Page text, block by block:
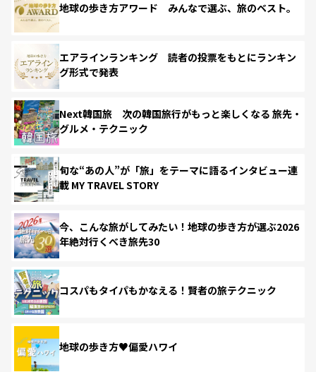
地球の歩き方アワード みんなで選ぶ、旅のベスト。
エアラインランキング 読者の投票をもとにランキン
グ形式で発表
Next韓国旅 次の韓国旅行がもっと楽しくなる 旅先・
グルメ・テクニック
旬な“あの人”が「旅」をテーマに語るインタビュー連
載 MY TRAVEL STORY
今、こんな旅がしてみたい！地球の歩き方が選ぶ2026
年絶対行くべき旅先30
コスパもタイパもかなえる！賢者の旅テクニック
地球の歩き方♥偏愛ハワイ